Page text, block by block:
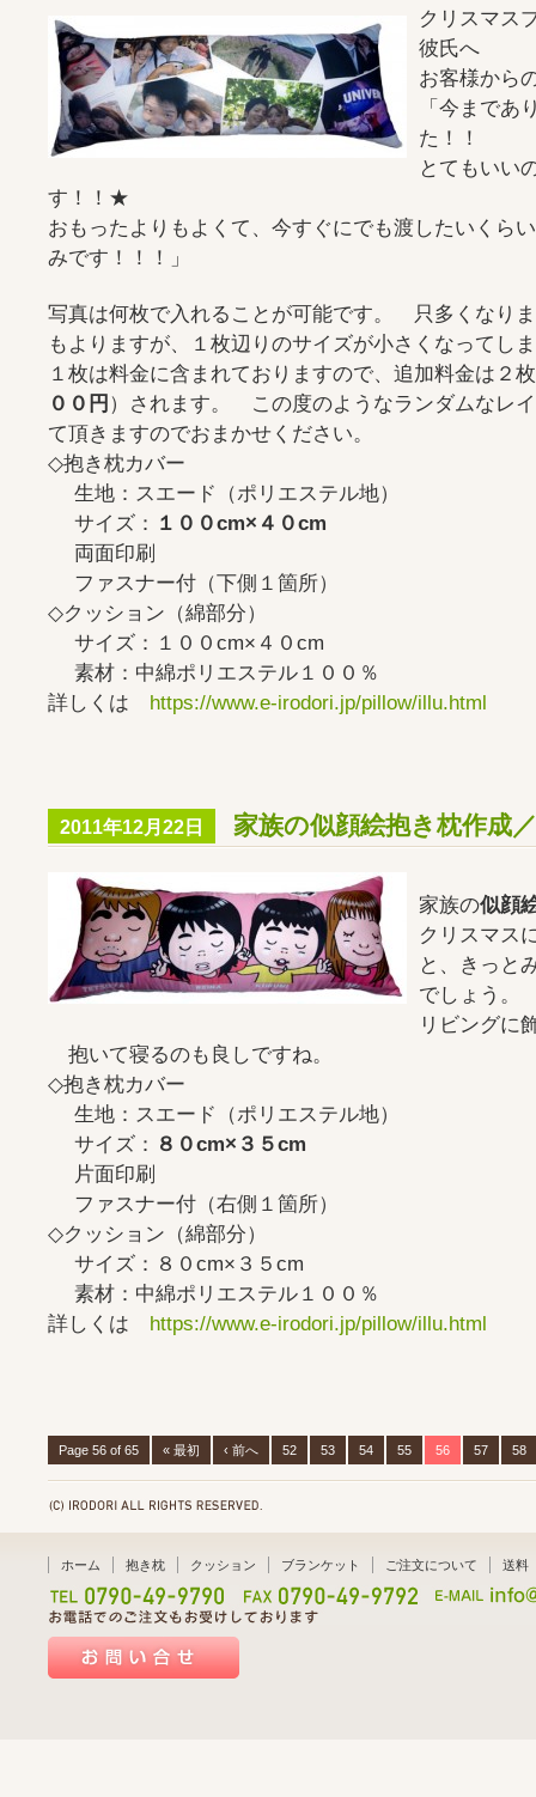
クリスマス
彼氏へ
お客様から
「今まであ
た！！
とてもいい
す！！★
おもったよりもよくて、今すぐにでも渡したいくら
みです！！！」
写真は何枚で入れることが可能です。 只多くなり
もよりますが、１枚辺りのサイズが小さくなってし
１枚は料金に含まれておりますので、追加料金は２
００円）されます。 この度のようなランダムなレ
て頂きますのでおまかせください。
◇抱き枕カバー
生地：スエード（ポリエステル地）
サイズ： １００cm×４０cm
両面印刷
ファスナー付（下側１箇所）
◇クッション（綿部分）
サイズ：１００cm×４０cm
素材：中綿ポリエステル１００％
詳しくは https://www.e-irodori.jp/pillow/illu.html
2011年12月22日 家族の似顔絵抱き枕作成
家族の似顔
クリスマス
と、きっと
でしょう。
リビングに
抱いて寝るのも良しですね。
◇抱き枕カバー
生地：スエード（ポリエステル地）
サイズ： ８０cm×３５cm
片面印刷
ファスナー付（右側１箇所）
◇クッション（綿部分）
サイズ：８０cm×３５cm
素材：中綿ポリエステル１００％
詳しくは https://www.e-irodori.jp/pillow/illu.html
Page 56 of 65 « 最初 ‹ 前へ 52 53 54 55 56 57 58
ホーム 抱き枕 クッション ブランケット ご注文について 送料